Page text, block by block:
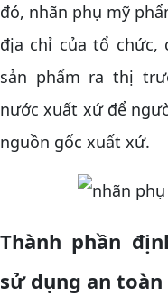
đó, nhãn phụ mỹ
địa chỉ của tổ chức,
sản phẩm ra thị
nước xuất xứ để
nguồn gốc xuất xứ.
Thành phần
sử dụng an toàn